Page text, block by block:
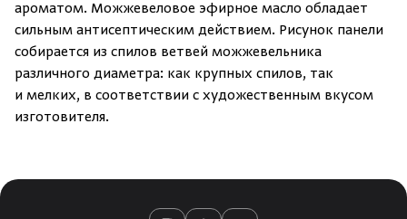
ароматом. Можжевеловое эфирное масло обладает
сильным антисептическим действием. Рисунок панели
собирается из спилов ветвей можжевельника
различного диаметра: как крупных спилов, так
и мелких, в соответствии с художественным вкусом
изготовителя.